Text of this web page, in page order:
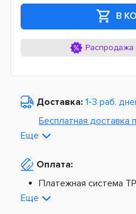
В
Распродажа
Доставка: 1-3 раб.
Бесплатная доставка
Из Европы от
Платная доставка по
Еще
Оплата:
Платежная система
На расчетный счет -
Еще